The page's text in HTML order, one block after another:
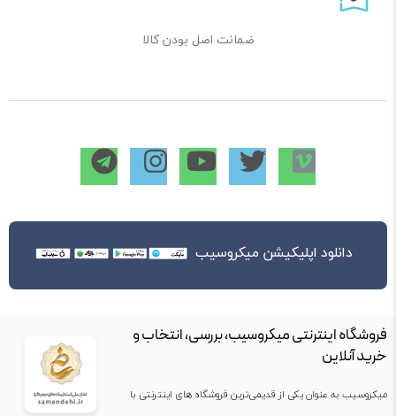
ضمانت اصل بودن کالا
دانلود اپلیکیشن میکروسیب
فروشگاه اینترنتی میکروسیب، بررسی، انتخاب و
خرید آنلاین
میکروسیب به عنوان یکی از قدیمی‌ترین فروشگاه های اینترنتی با